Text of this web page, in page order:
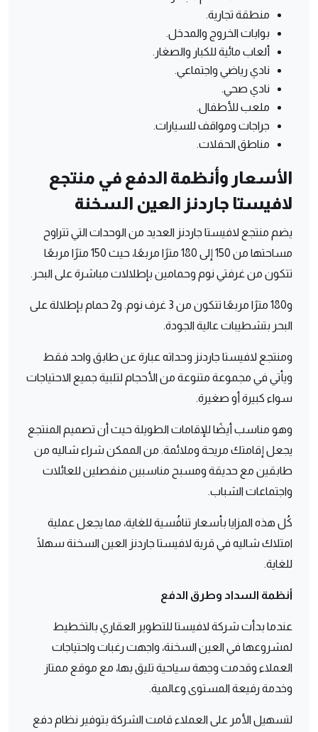
منطقة تجارية.
بوابات الخروج والمدخل.
ألعاب مائية للكبار والصغار.
نادي رياضي واجتماعي.
نادي صحي.
ملعب للأطفال.
جراجات ومواقف للسيارات.
مناطق الحفلات.
الأسعار وأنظمة الدفع في منتجع
لافيستا جاردنز العين السخنة
يضم منتجع لافيستا جاردنز العديد من الوحدات التي تتراوح
مساحتها من 150 إلى 180 مترًا مربعًا، حيث 150 مترًا مربعًا
تتكون من غرفتي نوم وحمامين بإطلالات مباشرة على البحر.
و180 مترًا مربعًا تتكون من 3 غرف نوم. و2 حمام بإطلالة على
البحر بتشطيبات عالية الجودة.
ومنتجع لافيستا جاردنز وحداته عبارة عن طابق واحد فقط
ويأتي في مجموعة متنوعة من الأحجام لتلبية جميع الاحتياجات
سواء كبيرة أو صغيرة.
وهو مناسب أيضًا للإقامات الطويلة حيث أن تصميم المنتجع
يجعل إقامتك مريحة وملائمة. من الممكن شراء شاليه من
طابقين مع حديقة ومسبح مناسبين منفصلين للعائلات
واجتماعات الشباب.
كُل هذه المزايا بأسعار تنافُسية للغاية، مما يجعل عملية
امتلاك شاليه في قرية لافيستا جاردنز العين السخنة سهلًا
للغاية.
أنظمة السداد وطرق الدفع
عندما بدأت شركة لافيستا للتطوير العقاري بالتخطيط
لمشروعها في العين السخنة، واجهت رغبات واحتياجات
العملاء وقدمت وجهة سياحية تليق بها، مع موقع ممتاز
وخدمة رفيعة المستوى وعالمية.
لتسهيل الأمر على العملاء قامت الشركة بتوفير نظام دفع